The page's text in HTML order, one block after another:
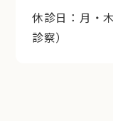
休診日：月・
診察）